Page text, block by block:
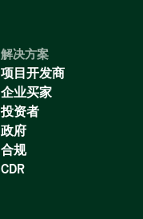
解决方案
项目开发商
企业买家
投资者
政府
合规
CDR